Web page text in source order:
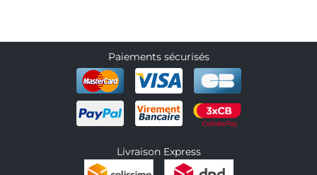
Paiements sécurisés
Livraison Express